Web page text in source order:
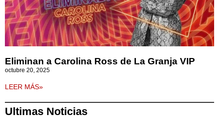
Eliminan a Carolina Ross de La Granja VIP
octubre 20, 2025
LEER MÁS»
Ultimas Noticias